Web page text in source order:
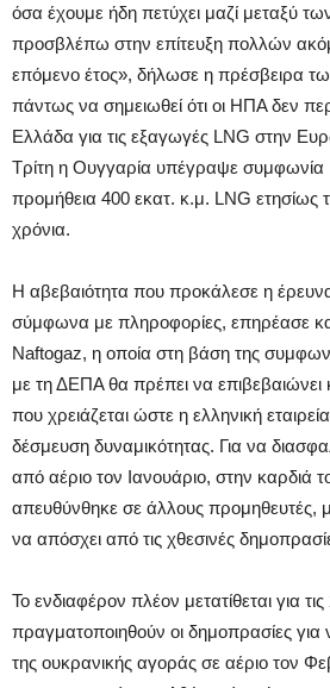
όσα έχουμε ήδη πετύχει μαζί μεταξύ
προσβλέπω στην επίτευξη πολλών
επόμενο έτος», δήλωσε η πρέσβειρα
πάντως να σημειωθεί ότι οι ΗΠΑ δεν
Ελλάδα για τις εξαγωγές LNG στην
Τρίτη η Ουγγαρία υπέγραψε συμφωνία
προμήθεια 400 εκατ. κ.μ. LNG ετησίως
χρόνια.
H αβεβαιότητα που προκάλεσε η
σύμφωνα με πληροφορίες, επηρέασε
Naftogaz, η οποία στη βάση της
με τη ΔΕΠΑ θα πρέπει να επιβεβαιώνει
που χρειάζεται ώστε η ελληνική
δέσμευση δυναμικότητας. Για να
από αέριο τον Ιανουάριο, στην καρδιά
απευθύνθηκε σε άλλους
να απόσχει από τις χθεσινές
Το ενδιαφέρον πλέον μετατίθεται για
πραγματοποιηθούν οι δημοπρασίες
της ουκρανικής αγοράς σε αέριο τον